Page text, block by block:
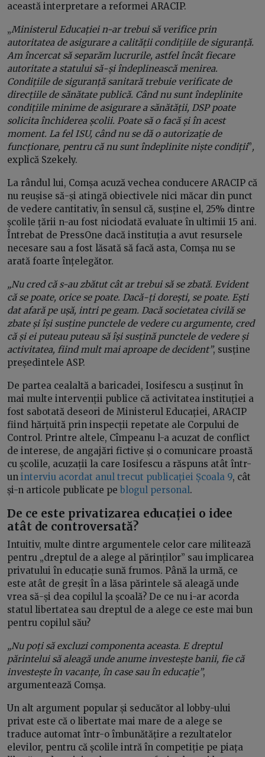
această interpretare a reformei ARACIP.
„Ministerul Educației n-ar trebui să verifice prin
autoritatea de asigurare a calității condițiile de siguranță.
Am încercat să separăm lucrurile, astfel încât fiecare
autoritate a statului să-și îndeplinească menirea.
Condițiile de siguranță sanitară trebuie verificate de
direcțiile de sănătate publică. Când nu sunt îndeplinite
condițiile minime de asigurare a sănătății, DSP poate
solicita închiderea școlii. Poate să o facă și în acest
moment. La fel ISU, când nu se dă o autorizație de
funcționare, pentru că nu sunt îndeplinite niște condiții”,
explică Szekely.
La rândul lui, Comșa acuză vechea conducere ARACIP că
nu reușise să-și atingă obiectivele nici măcar din punct
de vedere cantitativ, în sensul că, susține el, 25% dintre
școlile țării n-au fost niciodată evaluate în ultimii 15 ani.
Întrebat de PressOne dacă instituția a avut resursele
necesare sau a fost lăsată să facă asta, Comșa nu se
arată foarte înțelegător.
„Nu cred că s-au zbătut cât ar trebui să se zbată. Evident
că se poate, orice se poate. Dacă-ți dorești, se poate. Ești
dat afară pe ușă, intri pe geam. Dacă societatea civilă se
zbate și își susține punctele de vedere cu argumente, cred
că și ei puteau puteau să își susțină punctele de vedere și
activitatea, fiind mult mai aproape de decident”, susține
președintele ASP.
De partea cealaltă a baricadei, Iosifescu a susținut în
mai multe intervenții publice că activitatea instituției a
fost sabotată deseori de Ministerul Educației, ARACIP
fiind hărțuită prin inspecții repetate ale Corpului de
Control. Printre altele, Cîmpeanu l-a acuzat de conflict
de interese, de angajări fictive și o comunicare proastă
cu școlile, acuzații la care Iosifescu a răspuns atât într-
un interviu acordat anul trecut publicației Școala 9, cât
și-n articole publicate pe blogul personal.
De ce este privatizarea educației o idee
atât de controversată?
Intuitiv, multe dintre argumentele celor care militează
pentru „dreptul de a alege al părinților” sau implicarea
privatului în educație sună frumos. Până la urmă, ce
este atât de greșit în a lăsa părintele să aleagă unde
vrea să-și dea copilul la școală? De ce nu i-ar acorda
statul libertatea sau dreptul de a alege ce este mai bun
pentru copilul său?
„Nu poți să excluzi componenta aceasta. E dreptul
părintelui să aleagă unde anume investește banii, fie că
investește în vacanțe, în case sau în educație”,
argumentează Comșa.
Un alt argument popular și seducător al lobby-ului
privat este că o libertate mai mare de a alege se
traduce automat într-o îmbunătățire a rezultatelor
elevilor, pentru că școlile intră în competiție pe piața